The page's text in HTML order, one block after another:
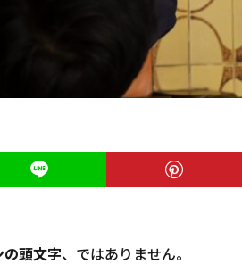
の頭文字、ではありません。